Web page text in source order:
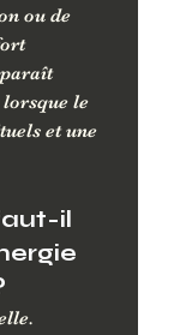
ou de
le
et une
il